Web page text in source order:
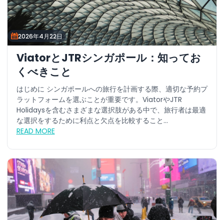
2026年4月22日
ViatorとJTRシンガポール：知ってお
くべきこと
はじめに シンガポールへの旅行を計画する際、適切な予約プ
ラットフォームを選ぶことが重要です。ViatorやJTR
Holidaysを含むさまざまな選択肢がある中で、旅行者は最適
な選択をするために利点と欠点を比較すること...
READ MORE